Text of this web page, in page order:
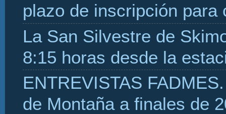
plazo de inscripción para
La San Silvestre de
8:15 horas desde la
ENTREVISTAS
de Montaña a finales de